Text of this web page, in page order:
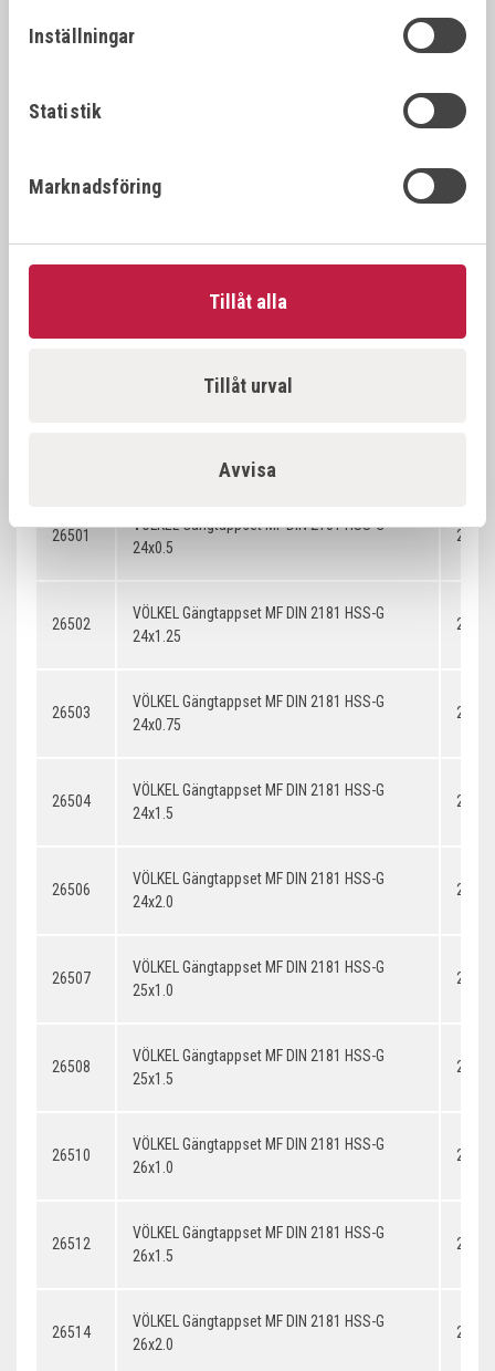
Inställningar
Statistik
Marknadsföring
Tillåt alla
Tillåt urval
Avvisa
26396
22x2.0
26397
26501
VÖLKEL Gängtappset MF DIN 2181 HSS-G
24x0.5
26502
VÖLKEL Gängtappset MF DIN 2181 HSS-G
24x1.25
26503
VÖLKEL Gängtappset MF DIN 2181 HSS-G
24x0.75
26504
VÖLKEL Gängtappset MF DIN 2181 HSS-G
24x1.5
26506
VÖLKEL Gängtappset MF DIN 2181 HSS-G
24x2.0
26507
VÖLKEL Gängtappset MF DIN 2181 HSS-G
25x1.0
26508
VÖLKEL Gängtappset MF DIN 2181 HSS-G
25x1.5
26510
VÖLKEL Gängtappset MF DIN 2181 HSS-G
26x1.0
26512
VÖLKEL Gängtappset MF DIN 2181 HSS-G
26x1.5
26514
VÖLKEL Gängtappset MF DIN 2181 HSS-G
26x2.0